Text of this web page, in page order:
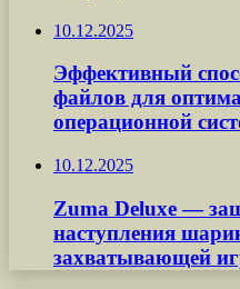
10.12.2025
Эффективный
файлов для
операционной
10.12.2025
Zuma Deluxe —
наступления
захватывающей